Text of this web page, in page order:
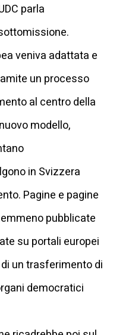
parla
veniva adattata e
un processo
al centro della
modello,
in Svizzera
Pagine e pagine
pubblicate
su portali europei
un trasferimento di
democratici